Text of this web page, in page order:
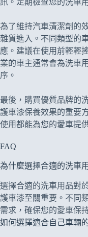
訊。定期檢查您的洗車
為了維持汽車清潔劑的
雜質進入。不同類型的
應。建議在使用前輕輕
業的車主通常會為洗車
序。
最後，購買優質品牌的
護車漆保養效果的重要
使用都能為您的愛車提
FAQ
為什麼選擇合適的洗車
選擇合適的洗車用品對
護車漆至關重要。不同
需求，確保您的愛車保
如何選擇適合自己車輛